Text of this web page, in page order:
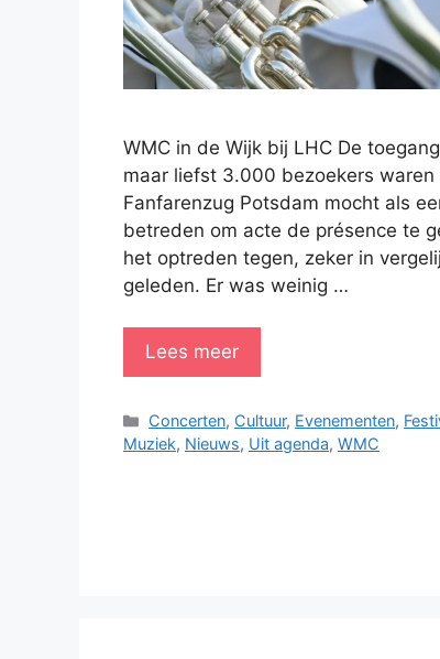
WMC in de Wijk bij LHC De
maar liefst 3.000 bezoekers waren
Fanfarenzug Potsdam mocht als
betreden om acte de présence te
het optreden tegen, zeker in
geleden. Er was weinig …
Lees meer
Categorieën
Concerten, Cultuur, Evenementen,
Muziek, Nieuws, Uit agenda, WMC